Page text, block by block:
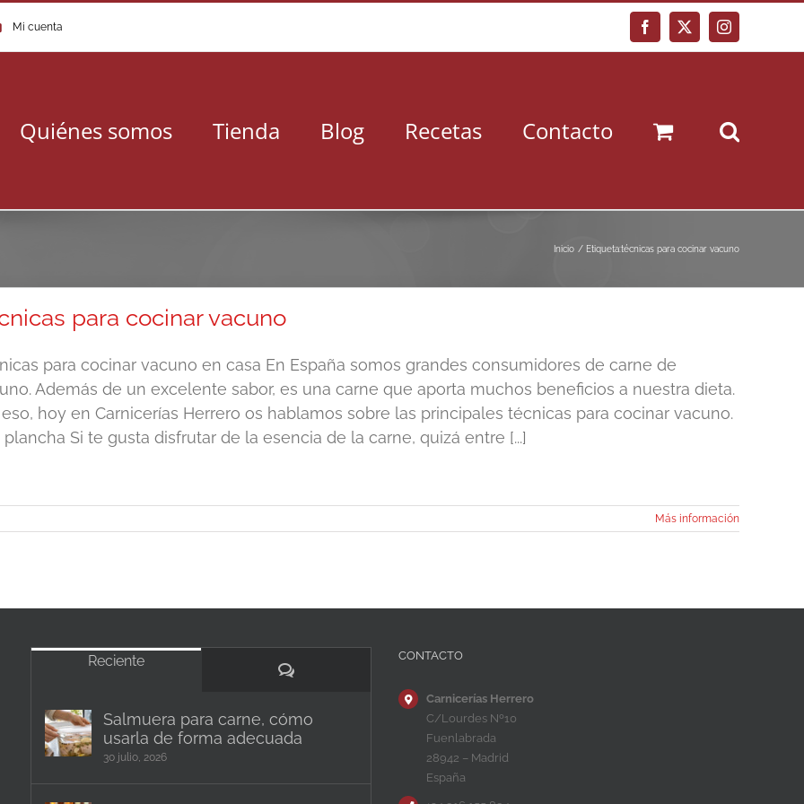
Mi cuenta Facebook
X Instagram
Quiénes somos Tienda Blog Recetas Contacto
Inicio Etiqueta:técnicas para cocinar vacuno
para cocinar vacuno
para cocinar vacuno en casa En España somos grandes consumidores de carne de
Además de un excelente sabor, es una carne que aporta muchos beneficios a nuestra dieta.
eso, hoy en Carnicerías Herrero os hablamos sobre las principales técnicas para cocinar vacuno.
plancha Si te gusta disfrutar de la esencia de la carne, quizá entre [...]
Más información
Reciente
Comentarios
Salmuera para carne, cómo
usarla de forma adecuada
30 julio, 2026
CONTACTO
Carnicerías Herrero
C/Lourdes Nº10
Fuenlabrada
28942 – Madrid
España